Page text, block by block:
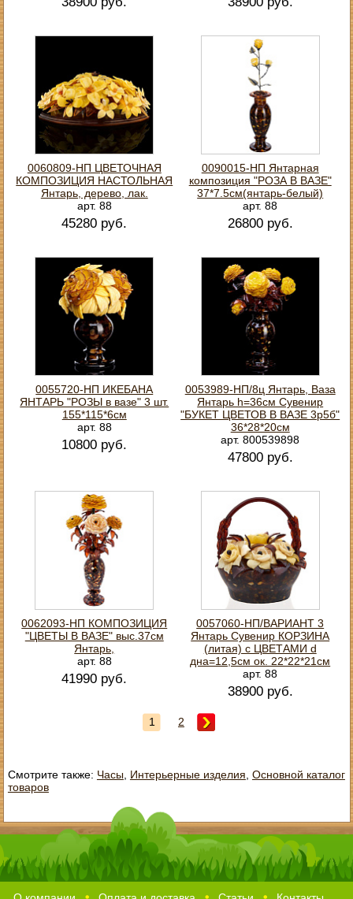
0060809-НП ЦВЕТОЧНАЯ
КОМПОЗИЦИЯ НАСТОЛЬНАЯ
Янтарь, дерево, лак.
арт. 88
45280 руб.
0090015-НП Янтарная
композиция "РОЗА В ВАЗЕ"
37*7.5см(янтарь-белый)
арт. 88
26800 руб.
0055720-НП ИКЕБАНА
ЯНТАРЬ "РОЗЫ в вазе" 3 шт.
155*115*6см
арт. 88
10800 руб.
0053989-НП/8ц Янтарь, Ваза
Янтарь h=36см Сувенир
"БУКЕТ ЦВЕТОВ В ВАЗЕ 3р5б"
36*28*20см
арт. 800539898
47800 руб.
0062093-НП КОМПОЗИЦИЯ
"ЦВЕТЫ В ВАЗЕ" выс.37см
Янтарь,
арт. 88
41990 руб.
0057060-НП/ВАРИАНТ 3
Янтарь Сувенир КОРЗИНА
(литая) с ЦВЕТАМИ d
дна=12,5см ок. 22*22*21см
арт. 88
38900 руб.
1 2
Смотрите также: Часы, Интерьерные изделия Основной каталог
товаров